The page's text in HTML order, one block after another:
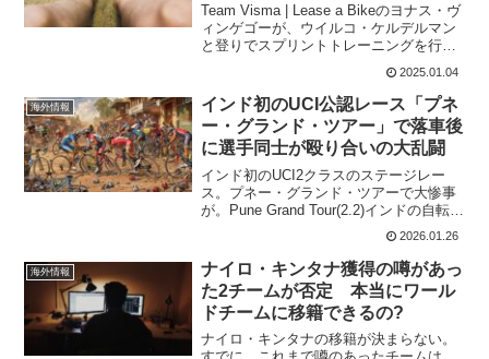
Team Visma | Lease a Bikeのヨナス・ヴ
ィンゲゴーが、ウイルコ・ケルデルマン
と登りでスプリントトレーニングを行っ
ていた。これを、サイクルユーチューバ
ーのアルテム・シェルビナが撮影。彼
は、レムコ・エヴェネプールについて
行...
2025.01.04
海外情報
インド初のUCI公認レース「プネ
ー・グランド・ツアー」で落車後
に選手同士が殴り合いの大乱闘
インド初のUCI2クラスのステージレー
ス。プネー・グランド・ツアーで大惨事
が。Pune Grand Tour(2.2)インドの自転車
界にとって、歴史的な一歩となるはずの
大会が、後味の悪いニュースで世界中に
広まってしまった。大乱闘 こ...
2026.01.26
海外情報
ナイロ・キンタナ獲得の噂があっ
た2チームが否定 本当にワール
ドチームに移籍できるの?
ナイロ・キンタナの移籍が決まらない。